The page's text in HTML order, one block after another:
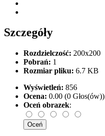
Szczegóły
Rozdzielczość: 200x200
Pobrań: 1
Rozmiar pliku: 6.7 KB
Wyświetleń: 856
Ocena: 0.00 (0 Głos(ów))
Oceń obrazek: